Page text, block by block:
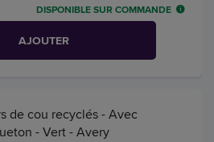
DISPONIBLE SUR COMMANDE
AJOUTER
de cou recyclés - Avec
- Vert - Avery